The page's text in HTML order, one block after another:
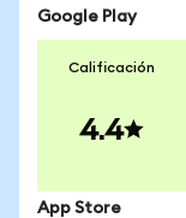
Google Play
Calificación
4.4
App Store